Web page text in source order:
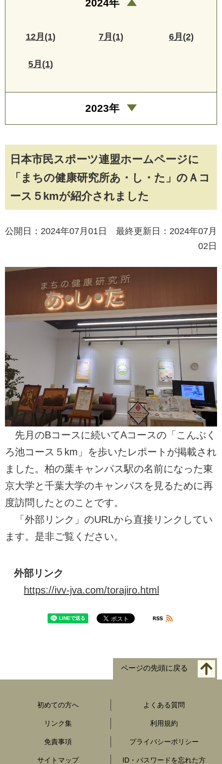
日本市民スポーツ連盟ホームページに
「まちの健康研究所あ・し・た」のＡコ
ース５kmが紹介されました
公開日：2024年07月01日 最終更新日：2024年07月
02日
先月のBコースに続いてAコースの「こんぶく
ろ池コース５km」を歩いたレポートが掲載され
ました。柏の葉キャンパス駅の名前になった東
京大学と千葉大学のキャンパスを見るために再
度訪問したとのことです。
「外部リンク」のURLから直接リンクしてい
ます。是非ご覧ください。
外部リンク
https://ivv-jva.com/torajiro.html
2024年
12月(1) 7月(1) 6月(2)
5月(1)
2023年
ページの先頭に戻る
初めての方へ よくある質問
リンク集 利用規約
免責事項 プライバシーポリシー
サイトマップ ID・パスワードを忘れた方